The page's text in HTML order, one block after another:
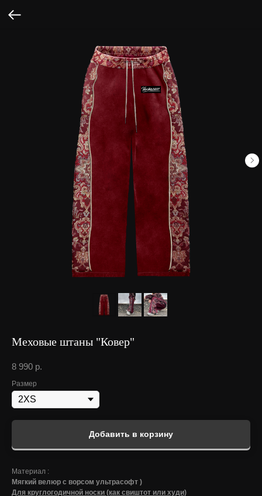
Меховые штаны "Ковер"
8 990 р.
Размер
Добавить в корзину
Материал :
Мягкий велюр с ворсом ультрасофт )
Для круглогодичной носки (как свиштот или худи)